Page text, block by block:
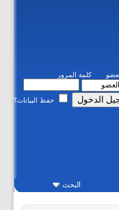
كلمة المرور
حفظ البيانات؟
البحث